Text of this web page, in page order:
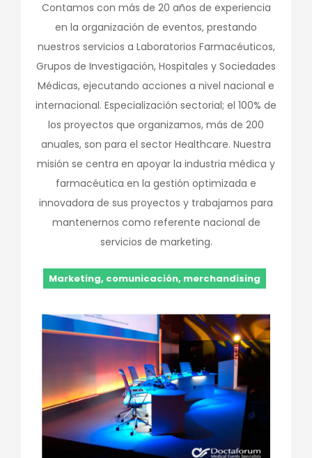
Contamos con más de 20 años de experiencia
en la organización de eventos, prestando
nuestros servicios a Laboratorios Farmacéuticos,
Grupos de Investigación, Hospitales y Sociedades
Médicas, ejecutando acciones a nivel nacional e
internacional. Especialización sectorial; el 100% de
los proyectos que organizamos, más de 200
anuales, son para el sector Healthcare. Nuestra
misión se centra en apoyar la industria médica y
farmacéutica en la gestión optimizada e
innovadora de sus proyectos y trabajamos para
mantenernos como referente nacional de
servicios de marketing.
Marketing, comunicación, merchandising